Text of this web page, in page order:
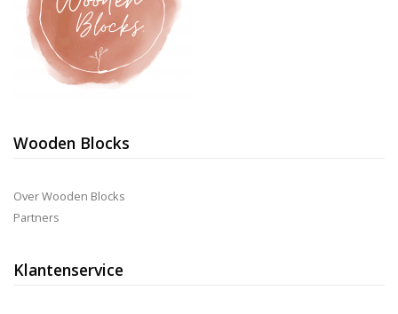
Wooden Blocks
Over Wooden Blocks
Partners
Klantenservice